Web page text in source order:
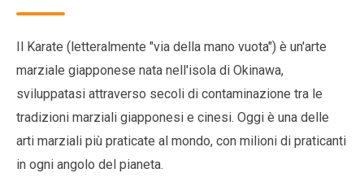
Il Karate (letteralmente "via della mano vuota") è un'arte
marziale giapponese nata nell'isola di Okinawa,
sviluppatasi attraverso secoli di contaminazione tra le
tradizioni marziali giapponesi e cinesi. Oggi è una delle
arti marziali più praticate al mondo, con milioni di praticanti
in ogni angolo del pianeta.